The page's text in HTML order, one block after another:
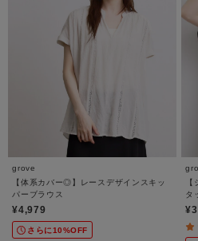
grove
【体系カバー◎】レースデザインスキッ
パーブラウス
¥4,979
さらに10%OFF
タ
ト